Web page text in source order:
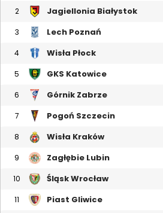
2 Jagiellonia Białystok
3 Lech Poznań
4 Wisła Płock
5 GKS Katowice
6 Górnik Zabrze
7 Pogoń Szczecin
8 Wisła Kraków
9 Zagłębie Lubin
10 Śląsk Wrocław
11 Piast Gliwice